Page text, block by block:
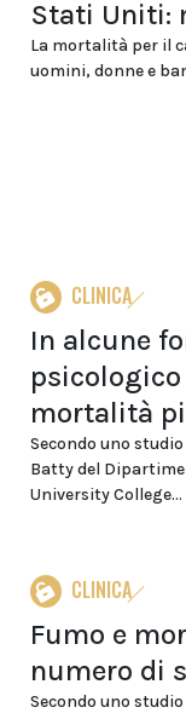
Stati Uniti:
La mortalità per il
uomini, donne e
CLINICA
In alcune
mortalità
Secondo uno
Batty del
University College...
CLINICA
Fumo e
numero di
Secondo uno